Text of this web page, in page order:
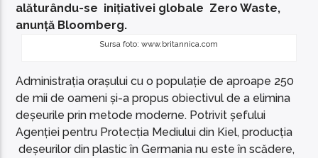
alăturându-se inițiativei globale Zero Waste,
anunță Bloomberg.
Sursa foto: www.britannica.com
Administrația orașului cu o populație de aproape 250
de mii de oameni și-a propus obiectivul de a elimina
deșeurile prin metode moderne. Potrivit șefului
Agenției pentru Protecția Mediului din Kiel, producția
deșeurilor din plastic în Germania nu este în scădere,